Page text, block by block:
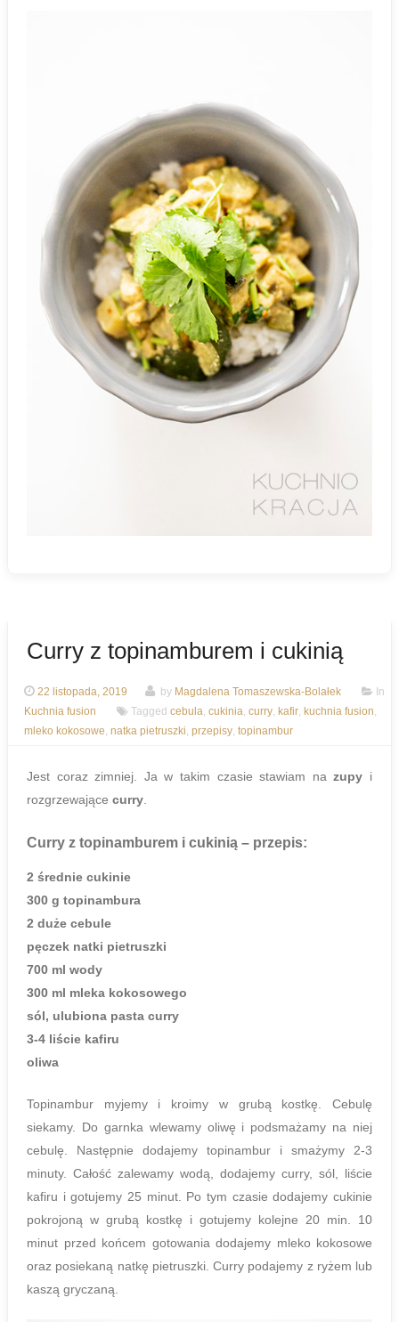
Curry z topinamburem i cukinią
22 listopada, 2019 by Magdalena Tomaszewska-Bolałek
In
Kuchnia fusion
Tagged cebula, cukinia, curry, kafir, kuchnia fusion,
mleko kokosowe, natka pietruszki, przepisy, topinambur
Jest coraz zimniej. Ja w takim czasie stawiam nazupy i
rozgrzewające curry
Curry z topinamburem i cukinią – przepis:
2 średnie cukinie
300 g topinambura
2 duże cebule
pęczek natki pietruszki
700 ml wody
300 ml mleka kokosowego
sól, ulubiona pasta curry
3-4 liście kafiru
oliwa
Topinambur myjemy i kroimy w grubą kostkę. Cebulę
siekamy. Do garnka wlewamy oliwę i podsmażamy na niej
cebulę. Następnie dodajemy topinambur i smażymy 2-3
minuty. Całość zalewamy wodą, dodajemy curry, sól, liście
kafiru i gotujemy 25 minut. Po tym czasie dodajemy cukinie
pokrojoną w grubą kostkę i gotujemy kolejne 20 min. 10
minut przed końcem gotowania dodajemy mleko kokosowe
oraz posiekaną natkę pietruszki. Curry podajemy z ryżem lub
kaszą gryczaną.